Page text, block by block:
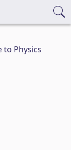
to Physics